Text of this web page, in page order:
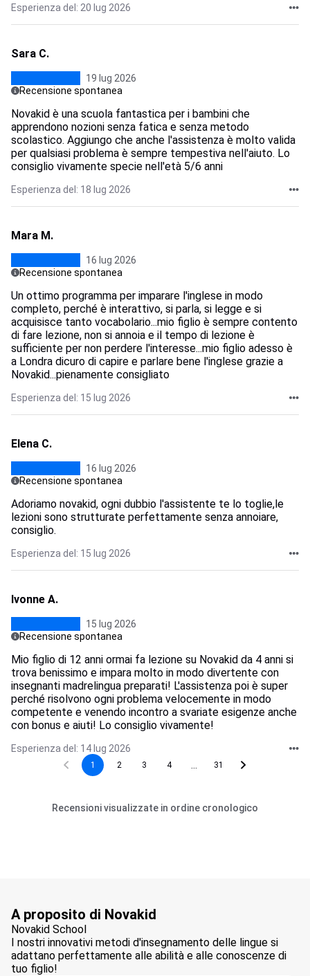
Esperienza del: 20 lug 2026
Sara C.
19 lug 2026
Recensione spontanea
Novakid è una scuola fantastica per i bambini che
apprendono nozioni senza fatica e senza metodo
scolastico. Aggiungo che anche l'assistenza è molto valida
per qualsiasi problema è sempre tempestiva nell'aiuto. Lo
consiglio vivamente specie nell'età 5/6 anni
Esperienza del: 18 lug 2026
Mara M.
16 lug 2026
Recensione spontanea
Un ottimo programma per imparare l'inglese in modo
completo, perché è interattivo, si parla, si legge e si
acquisisce tanto vocabolario...mio figlio è sempre contento
di fare lezione, non si annoia e il tempo di lezione è
sufficiente per non perdere l'interesse...mio figlio adesso è
a Londra dicuro di capire e parlare bene l'inglese grazie a
Novakid...pienamente consigliato
Esperienza del: 15 lug 2026
Elena C.
16 lug 2026
Recensione spontanea
Adoriamo novakid, ogni dubbio l'assistente te lo toglie,le
lezioni sono strutturate perfettamente senza annoiare,
consiglio.
Esperienza del: 15 lug 2026
Ivonne A.
15 lug 2026
Recensione spontanea
Mio figlio di 12 anni ormai fa lezione su Novakid da 4 anni si
trova benissimo e impara molto in modo divertente con
insegnanti madrelingua preparati! L'assistenza poi è super
perché risolvono ogni problema velocemente in modo
competente e venendo incontro a svariate esigenze anche
con bonus e aiuti! Lo consiglio vivamente!
Esperienza del: 14 lug 2026
1 2 3 4 31
Recensioni visualizzate in ordine cronologico
A proposito di Novakid
Novakid School
I nostri innovativi metodi d'insegnamento delle lingue si
adattano perfettamente alle abilità e alle conoscenze di
tuo figlio!